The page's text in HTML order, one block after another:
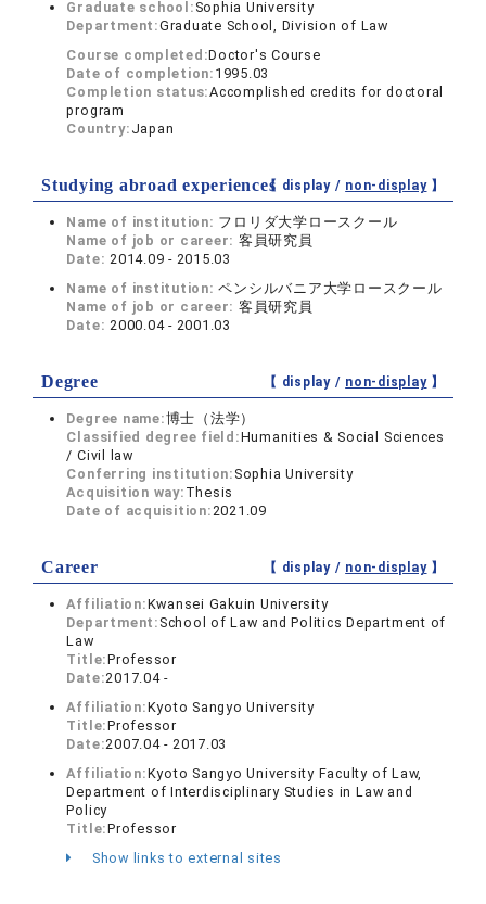
Graduate school: Sophia University
Department:Graduate School, Division of Law
Course completed:Doctor's Course
Date of completion: 1995.03
Completion status:Accomplished credits for doctoral
program
Country: Japan
Studying abroad experiences【 display / non-display】
Name of institution: フロリダ大学ロースクール
Name of job or career: 客員研究員
Date:2014.09 - 2015.03
Name of institution:ペンシルバニア大学ロースクール
Name of job or career: 客員研究員
Date:2000.04 - 2001.03
Degree 【 display / non-display】
Degree name:博士（法学）
Classified degree field:Humanities & Social Sciences
/ Civil law
Conferring institution: Sophia University
Acquisition way: Thesis
Date of acquisition:2021.09
Career 【 display / non-display】
Affiliation:Kwansei Gakuin University
Department: School of Law and Politics Department of
Law
Title:Professor
Date:2017.04 -
Affiliation:Kyoto Sangyo University
Title:Professor
Date:2007.04 - 2017.03
Affiliation:Kyoto Sangyo University Faculty of Law,
Department of Interdisciplinary Studies in Law and
Policy
Title:Professor
Show links to external sites